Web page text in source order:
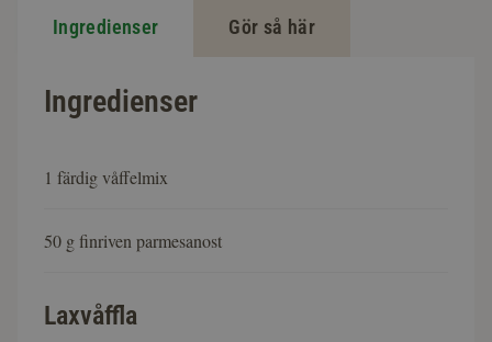
Ingredienser Gör så här
Ingredienser
1 färdig våffelmix
50 g finriven parmesanost
Laxvåffla